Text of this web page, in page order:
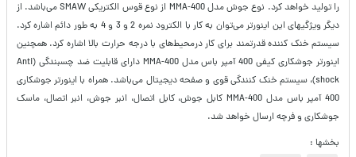
را تولید خواهد کرد. نوع جوش مدل MMA-400 از نوع قوس الکتریکی SMAW می‌باشد. از
دیگر ویژگیهای این اینورتر می‌توان به کار با الکترود نمره 2 و 3 و 4 به طور دائم اشاره کرد.
سیستم خنک کننده قدرتمند برای کار درمحیط‌های با درجه حرارت بالا اشاره کرد. همچنین
اینورتر جوشکاری کیفی 400 آمپر باس مدل MMA-400 دارای قابلیت ضد چسبندگی (Anti
shock)، سیستم خنک کنندگی قوی و صفحه دیجیتال می‌باشد. همراه با اینورتر جوشکاری
400 آمپر باس مدل MMA-400 کابل جوش، کابل اتصال، انبر جوش، انبر اتصال، ماسک
جوشکاری و فرچه ارسال خواهد شد.
بخشها :